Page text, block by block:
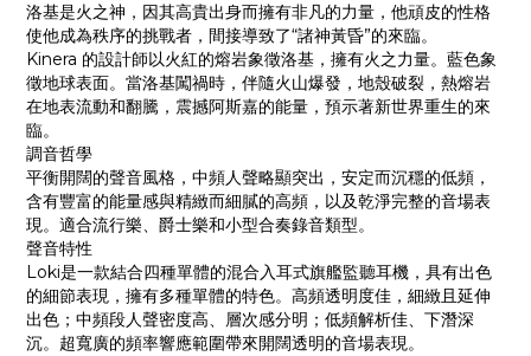
洛基是火之神，因其高貴出身而擁有非凡的力量，他頑皮的性格
使他成為秩序的挑戰者，間接導致了“諸神黃昏”的來臨。
Kinera 的設計師以火紅的熔岩象徵洛基，擁有火之力量。藍色象
徵地球表面。當洛基闖禍時，伴隨火山爆發，地殼破裂，熱熔岩
在地表流動和翻騰，震撼阿斯嘉的能量，預示著新世界重生的來
臨。
調音哲學
平衡開闊的聲音風格，中頻人聲略顯突出，安定而沉穩的低頻，
含有豐富的能量感與精緻而細膩的高頻，以及乾淨完整的音場表
現。適合流行樂、爵士樂和小型合奏錄音類型。
聲音特性
Loki是一款結合四種單體的混合入耳式旗艦監聽耳機，具有出色
的細節表現，擁有多種單體的特色。高頻透明度佳，細緻且延伸
出色；中頻段人聲密度高、層次感分明；低頻解析佳、下潛深
沉。超寬廣的頻率響應範圍帶來開闊透明的音場表現。